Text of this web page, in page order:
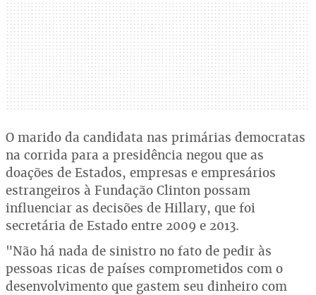
O marido da candidata nas primárias democratas
na corrida para a presidência negou que as
doações de Estados, empresas e empresários
estrangeiros à Fundação Clinton possam
influenciar as decisões de Hillary, que foi
secretária de Estado entre 2009 e 2013.
"Não há nada de sinistro no fato de pedir às
pessoas ricas de países comprometidos com o
desenvolvimento que gastem seu dinheiro com